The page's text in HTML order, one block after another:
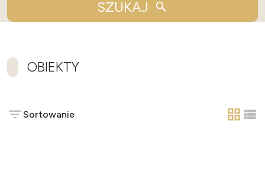
SZUKAJ
OBIEKTY
Sortowanie
tabela